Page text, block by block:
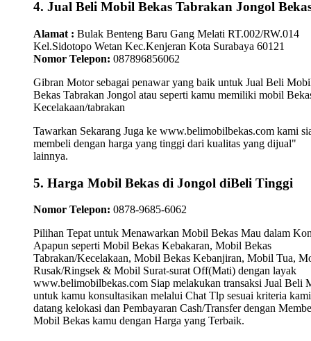
4. Jual Beli Mobil Bekas Tabrakan Jongol
Alamat : Bulak Benteng Baru Gang Melati RT.002/RW.014
Kel.Sidotopo Wetan Kec.Kenjeran Kota Surabaya 60121
Nomor Telepon: 087896856062
Gibran Motor sebagai penawar yang baik untuk Jual Beli
Bekas Tabrakan Jongol atau seperti kamu memiliki mobil
Kecelakaan/tabrakan
Tawarkan Sekarang Juga ke www.belimobilbekas.com kami
membeli dengan harga yang tinggi dari kualitas yang dijual"
lainnya.
5. Harga Mobil Bekas di Jongol diBeli Tinggi
Nomor Telepon: 0878-9685-6062
Pilihan Tepat untuk Menawarkan Mobil Bekas Mau dalam
Apapun seperti Mobil Bekas Kebakaran, Mobil Bekas
Tabrakan/Kecelakaan, Mobil Bekas Kebanjiran, Mobil Tua,
Rusak/Ringsek & Mobil Surat-surat Off(Mati) dengan layak
www.belimobilbekas.com Siap melakukan transaksi Jual Beli
untuk kamu konsultasikan melalui Chat Tlp sesuai kriteria
datang kelokasi dan Pembayaran Cash/Transfer dengan
Mobil Bekas kamu dengan Harga yang Terbaik.